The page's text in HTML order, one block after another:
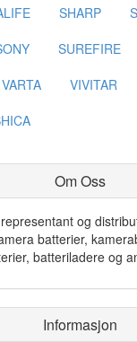
SHARP
SUREFIRE
VARTA VIVITAR
Om Oss
og
batterier,
batteriladere og
Informasjon